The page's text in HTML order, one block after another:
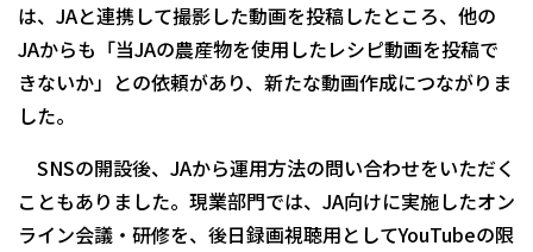
は、JAと連携して撮影した動画を投稿したところ、他の
JAからも「当JAの農産物を使用したレシピ動画を投稿で
きないか」との依頼があり、新たな動画作成につながりま
した。
SNSの開設後、JAから運用方法の問い合わせをいただく
こともありました。現業部門では、JA向けに実施したオン
ライン会議・研修を、後日録画視聴用としてYouTubeの限